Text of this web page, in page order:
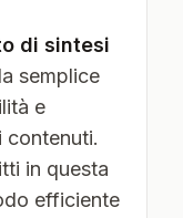
di sintesi
semplice
e
contenuti.
in questa
efficiente